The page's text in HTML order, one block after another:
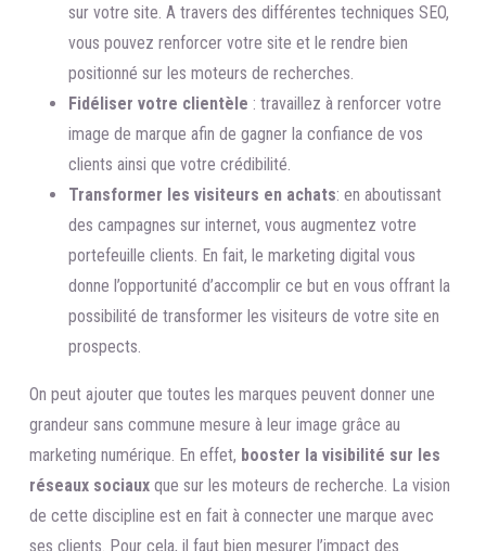
sur votre site. A travers des différentes techniques SEO,
vous pouvez renforcer votre site et le rendre bien
positionné sur les moteurs de recherches.
Fidéliser votre clientèle : travaillez à renforcer votre
image de marque afin de gagner la confiance de vos
clients ainsi que votre crédibilité.
Transformer les visiteurs en achats: en aboutissant
des campagnes sur internet, vous augmentez votre
portefeuille clients. En fait, le marketing digital vous
donne l’opportunité d’accomplir ce but en vous offrant la
possibilité de transformer les visiteurs de votre site en
prospects.
On peut ajouter que toutes les marques peuvent donner une
grandeur sans commune mesure à leur image grâce au
marketing numérique. En effet, booster la visibilité sur les
réseaux sociaux que sur les moteurs de recherche. La vision
de cette discipline est en fait à connecter une marque avec
ses clients. Pour cela, il faut bien mesurer l’impact des